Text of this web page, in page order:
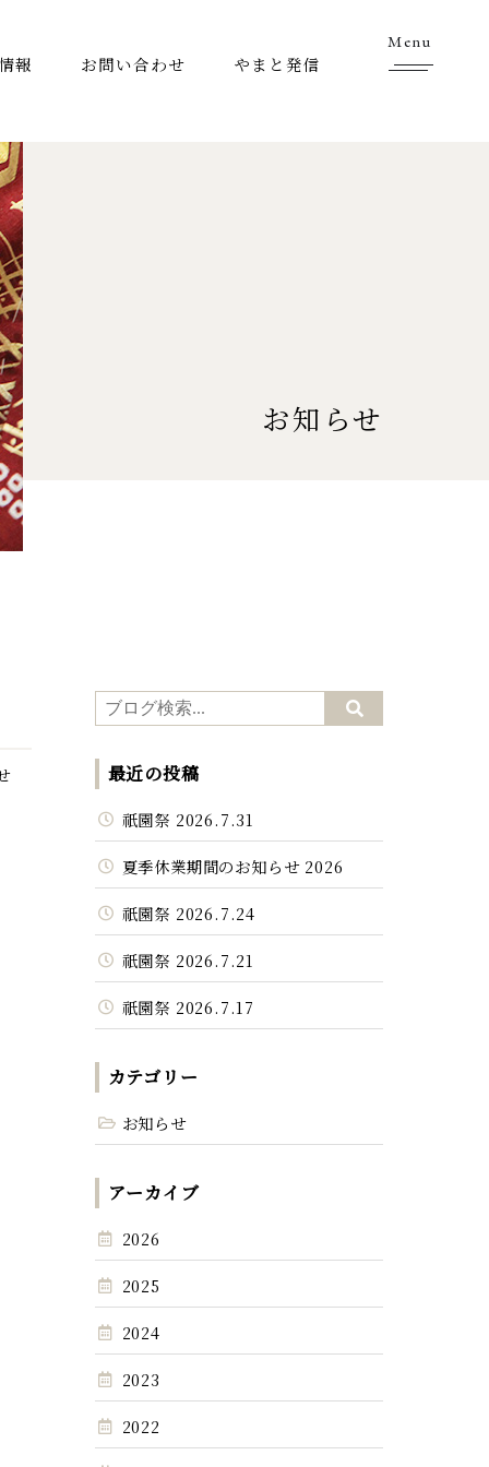
Menu
報 お問い合わせ やまと発信
お知らせ
最近の投稿
祇園祭 2026.7.31
夏季休業期間のお知らせ 2026
祇園祭 2026.7.24
祇園祭 2026.7.21
祇園祭 2026.7.17
カテゴリー
お知らせ
アーカイブ
2026
2025
2024
2023
2022